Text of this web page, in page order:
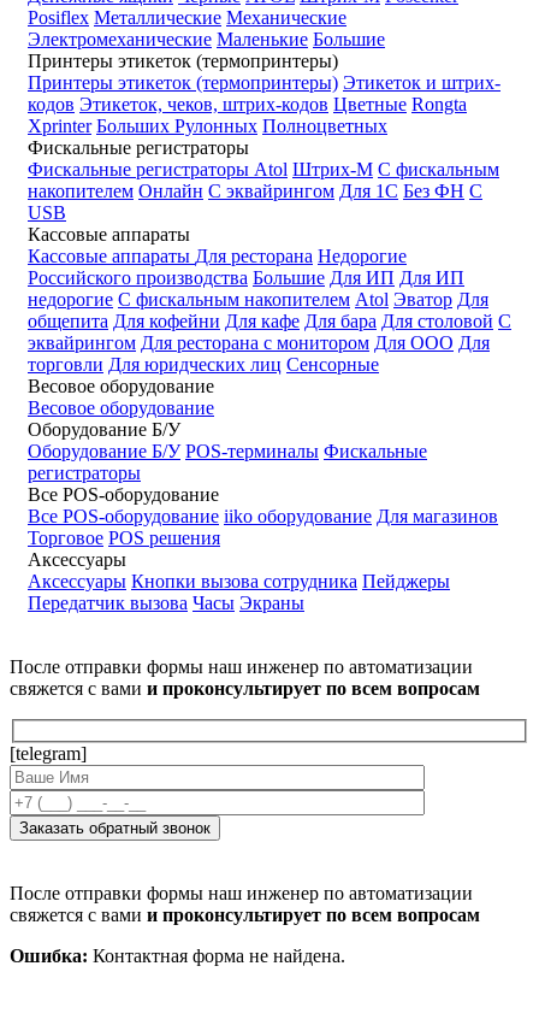
Posiflex Металлические Механические
Электромеханические Маленькие Большие
Принтеры этикеток (термопринтеры)
Принтеры этикеток (термопринтеры) Этикеток и штрих-
кодов Этикеток, чеков, штрих-кодов Цветные Rongta
Xprinter Больших Рулонных Полноцветных
Фискальные регистраторы
Фискальные регистраторы Atol Штрих-М С фискальным
накопителем Онлайн С эквайрингом Для 1С Без ФН С
USB
Кассовые аппараты
Кассовые аппараты Для ресторана Недорогие
Российского производства Большие Для ИП Для ИП
недорогие С фискальным накопителем Atol Эватор Для
общепита Для кофейни Для кафе Для бара Для столовой С
эквайрингом Для ресторана с монитором Для ООО Для
торговли Для юридческих лиц Сенсорные
Весовое оборудование
Весовое оборудование
Оборудование Б/У
Оборудование Б/У POS-терминалы Фискальные
регистраторы
Все POS-оборудование
Все POS-оборудование iiko оборудование Для магазинов
Торговое POS решения
Аксессуары
Аксессуары Кнопки вызова сотрудника Пейджеры
Передатчик вызова Часы Экраны
После отправки формы наш инженер по автоматизации
свяжется с вами и проконсультирует по всем вопросам
[telegram]
После отправки формы наш инженер по автоматизации
свяжется с вами и проконсультирует по всем вопросам
Ошибка: Контактная форма не найдена.